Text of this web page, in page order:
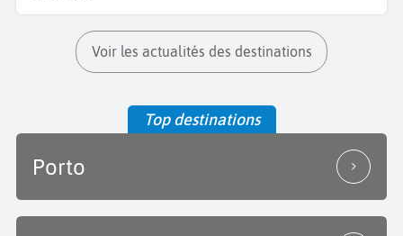
Voir les actualités des destinations
Top destinations
Porto